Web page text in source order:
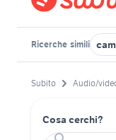
Ricerche simili
Subito Audio/
Cosa cerchi?